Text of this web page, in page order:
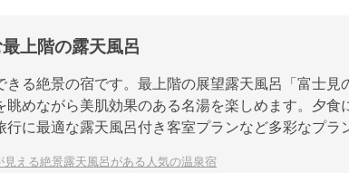
上階の露天風呂
きる絶景の宿です。最上階の展望露天風呂「富士見
眺めながら美肌効果のある名湯を楽しめます。夕食
に最適な露天風呂付き客室プランなど多彩なプラ
見える絶景露天風呂がある人気の温泉宿